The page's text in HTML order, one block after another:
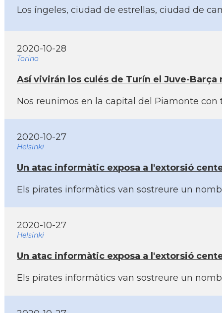
Los íngeles, ciudad de estrellas, ciudad de
2020-10-28
Torino
Así­ vivirán los culés de Turí­n el Juve-Barça
Nos reunimos en la capital del Piamonte
2020-10-27
Helsinki
Un atac informàtic exposa a l'extorsió
Els pirates informàtics van sostreure un
2020-10-27
Helsinki
Un atac informàtic exposa a l'extorsió
Els pirates informàtics van sostreure un